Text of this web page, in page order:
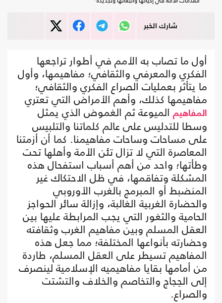
شارك الخبر
أول ما تصاب به الأمم في أطوار تراجعها
الفكري والمعرفي والثقافي؛ مفاهيمها، وأول
ما يتأثر بعمليات الصراع الفكري والثقافي؛
مفاهيمها كذلك، وأهم الأمراض التي تعتري
المفاهيم الميوعة ثم الغموض الذي يمثل
وسطا للتدليس على عالم كلماتنا والتلبيس
على مساحات وساحات مفاهيمنا. كما أن أزمتنا
المعاصرة التي لا تزال تئن الأمة وأهلها تحت
وطأتها؛ واحد من أهم أسباب استفحال هذه
المشكلة وتفاقمها، في ظل الاحتكاك غير
المنضبط أو المبرمج بالغرب الأوروبي
والحضارة الغربية الغالبة، وإزالة سائر الحواجز
الحامية والثغور التي يجب المرابطة عليها بين
العقل المسلم وبين مفاهيم الغرب وثقافته
وحضارته بأنواعها المختلفة؛ مما جعل هذه
المفاهيم تسيطر على العقل المسلم، طاردة
من أمامها بقايا مفاهيميه الإسلامية لينصرف
إلى الحِجاج والتخاصم والخلاف والتشتت
والصراع.